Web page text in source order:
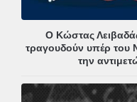
Ο Κώστας
τραγουδούν υπέρ του
την